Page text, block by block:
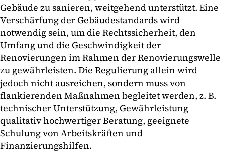
Gebäude zu sanieren, weitgehend unterstützt. Eine
Verschärfung der Gebäudestandards wird
notwendig sein, um die Rechtssicherheit, den
Umfang und die Geschwindigkeit der
Renovierungen im Rahmen der Renovierungswelle
zu gewährleisten. Die Regulierung allein wird
jedoch nicht ausreichen, sondern muss von
flankierenden Maßnahmen begleitet werden, z. B.
technischer Unterstützung, Gewährleistung
qualitativ hochwertiger Beratung, geeignete
Schulung von Arbeitskräften und
Finanzierungshilfen.